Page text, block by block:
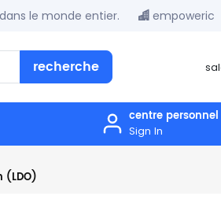
le monde entier. empoweric
recherche
centre personnel
Sign In
(LDO)